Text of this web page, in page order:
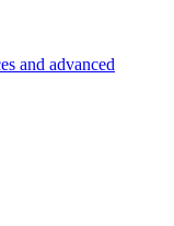
and advanced